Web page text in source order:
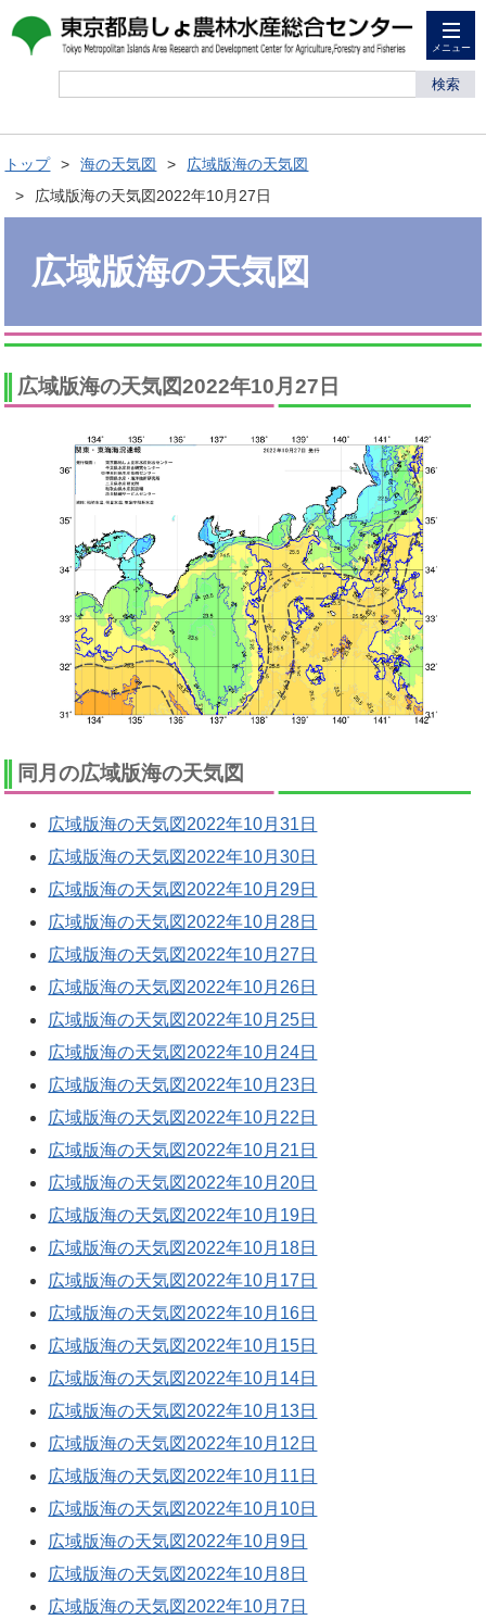
メニュー
検索
トップ 海の天気図
広域版海の天気図
広域版海の天気図2022年10月27日
広域版海の天気図
広域版海の天気図2022年10月27日
同月の広域版海の天気図
広域版海の天気図2022年10月31日
広域版海の天気図2022年10月30日
広域版海の天気図2022年10月29日
広域版海の天気図2022年10月28日
広域版海の天気図2022年10月27日
広域版海の天気図2022年10月26日
広域版海の天気図2022年10月25日
広域版海の天気図2022年10月24日
広域版海の天気図2022年10月23日
広域版海の天気図2022年10月22日
広域版海の天気図2022年10月21日
広域版海の天気図2022年10月20日
広域版海の天気図2022年10月19日
広域版海の天気図2022年10月18日
広域版海の天気図2022年10月17日
広域版海の天気図2022年10月16日
広域版海の天気図2022年10月15日
広域版海の天気図2022年10月14日
広域版海の天気図2022年10月13日
広域版海の天気図2022年10月12日
広域版海の天気図2022年10月11日
広域版海の天気図2022年10月10日
広域版海の天気図2022年10月9日
広域版海の天気図2022年10月8日
広域版海の天気図2022年10月7日